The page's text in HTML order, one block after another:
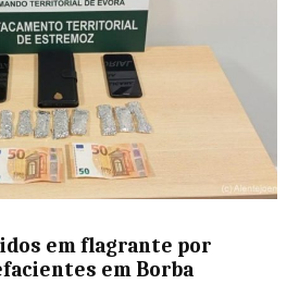
em flagrante por
em Borba